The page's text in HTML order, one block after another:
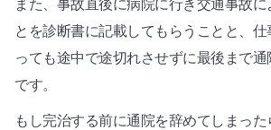
また、事故直後に病院に行き交通事故に
とを診断書に記載してもらうことと、
っても途中で途切れさせずに最後まで
です。
もし完治する前に通院を辞めてしまっ